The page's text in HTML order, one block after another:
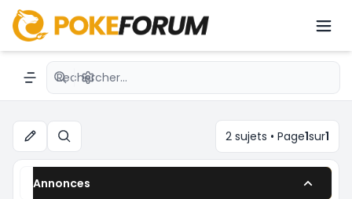
Vente de cartes Pokémon
Navigation menu
Recherche avancée
Rechercher 2 sujets • Page1sur1
Annonces